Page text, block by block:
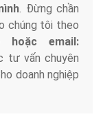
. Đừng chần
chúng tôi theo
hoặc email:
tư vấn chuyên
doanh nghiệp